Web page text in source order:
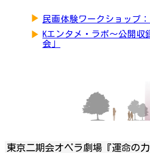
▶ 民画体験ワークショップ
▶ Kエンタメ・ラボ～公開収
会」
東京二期会オペラ劇場『運命の力